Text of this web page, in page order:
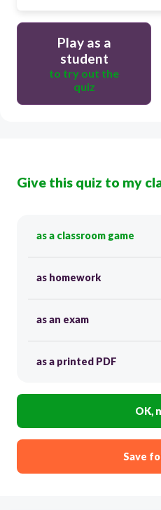
Play as a
student
to try out the
quiz
Give this quiz to my
as a classroom game
as homework
as an exam
as a printed PDF
OK,
Save